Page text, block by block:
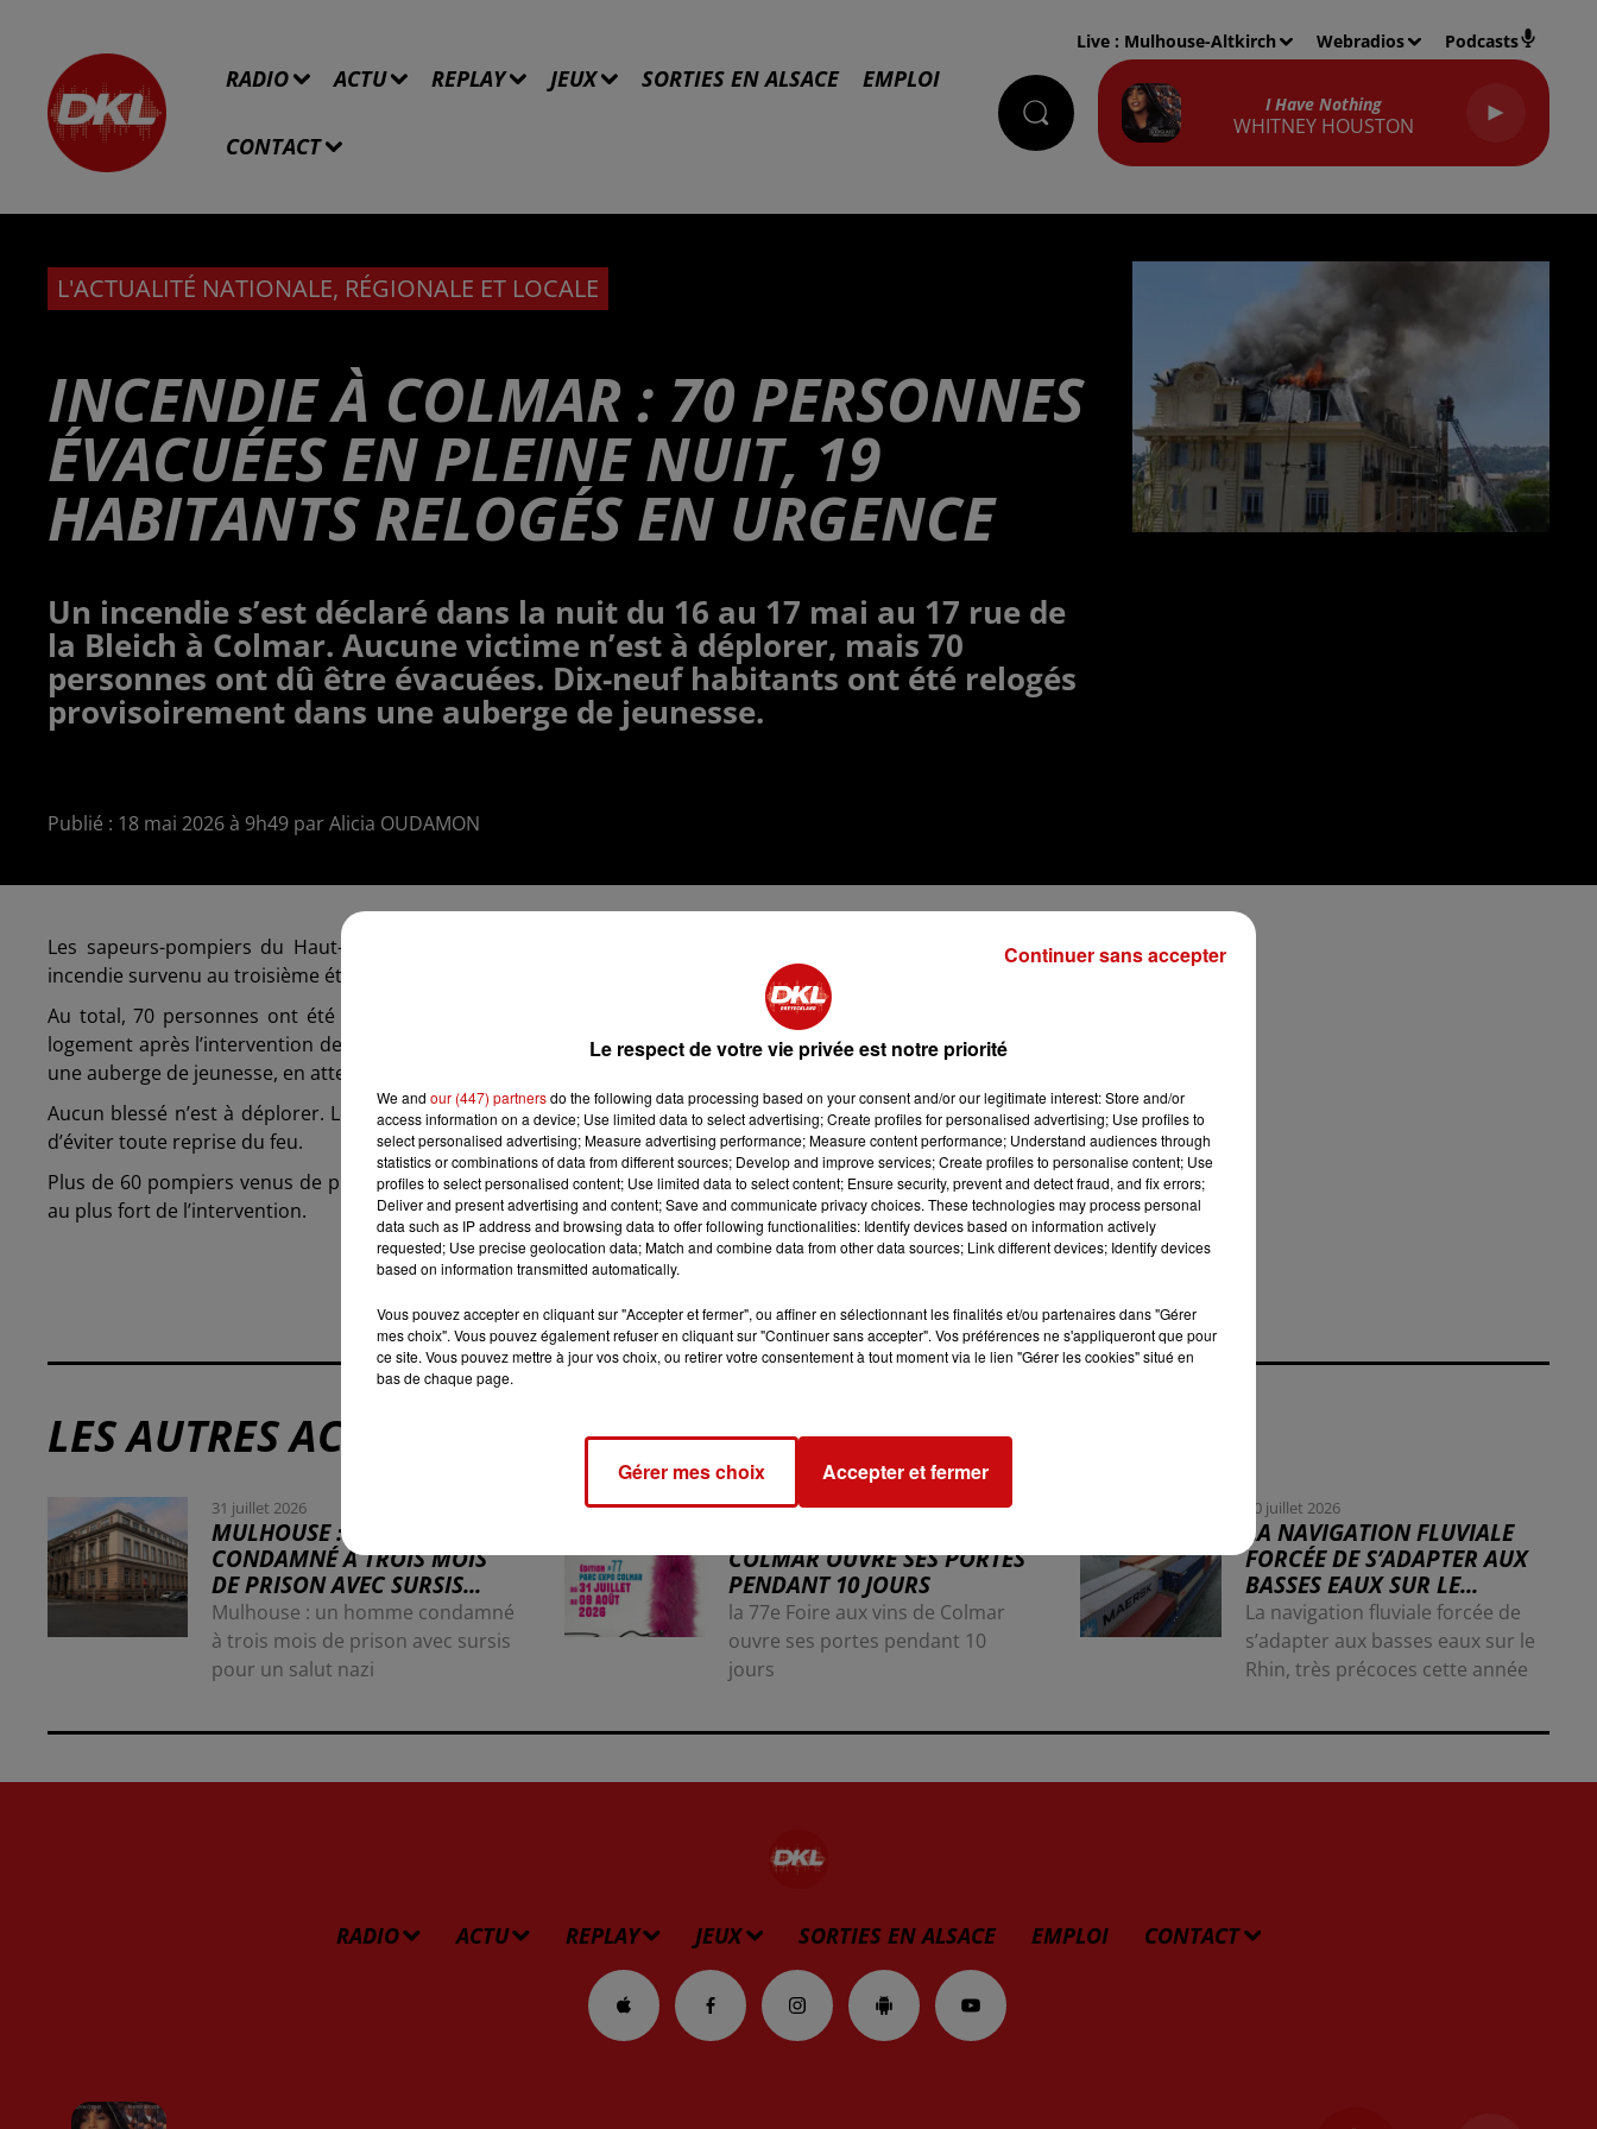
RADIO ACTU REPLAY JEUX SORTIES EN ALSACE EMPLOI
CONTACT
Live : Mulhouse-Altkirch Webradios Podcasts
I Have Nothing
WHITNEY HOUSTON
L'ACTUALITÉ NATIONALE, RÉGIONALE ET LOCALE
INCENDIE À COLMAR : 70 PERSONNES
ÉVACUÉES EN PLEINE NUIT, 19
HABITANTS RELOGÉS EN URGENCE
Un incendie s’est déclaré dans la nuit du 16 au 17 mai au 17 rue de
la Bleich à Colmar. Aucune victime n’est à déplorer, mais 70
personnes ont dû être évacuées. Dix-neuf habitants ont été relogés
provisoirement dans une auberge de jeunesse.
Publié : 18 mai 2026 à 9h49 par Alicia OUDAMON
Les sapeurs-pompiers du Haut-Rhin sont intervenus peu après minuit dans la nuit du 16 au 17 mai pour un
incendie survenu au troisième étage d’un immeuble situé rue de la Bleich à Colmar.
Au total, 70 personnes ont été évacuées par mesure de sécurité. La majorité des habitants a pu regagner son
logement après l’intervention des secours. Dix-neuf personnes ont toutefois dû être relogées provisoirement dans
une auberge de jeunesse, en attendant une solution plus durable mise en place par le bailleur social.
Aucun blessé n’est à déplorer. Les opérations de déblaiement et de surveillance se poursuivent ce dimanche afin
d’éviter toute reprise du feu.
Plus de 60 pompiers venus de plusieurs secteurs du Haut-Rhin ainsi qu’une dizaine de véhicules ont été mobilisés
au plus fort de l’intervention.
LES AUTRES ACTUALITÉS
31 juillet 2026
MULHOUSE : UN HOMME
CONDAMNÉ À TROIS MOIS
DE PRISON AVEC SURSIS...
Mulhouse : un homme condamné
à trois mois de prison avec sursis
pour un salut nazi
31 juillet 2026
COLMAR OUVRE SES PORTES
PENDANT 10 JOURS
la 77e Foire aux vins de Colmar
ouvre ses portes pendant 10
jours
30 juillet 2026
LA NAVIGATION FLUVIALE
FORCÉE DE S’ADAPTER AUX
BASSES EAUX SUR LE...
La navigation fluviale forcée de
s’adapter aux basses eaux sur le
Rhin, très précoces cette année
RADIO ACTU REPLAY JEUX SORTIES EN ALSACE EMPLOI CONTACT
Le respect de votre vie privée est notre priorité
We and our (447) partnersdo the following data processing based on your consent and/or our legitimate interest: Store and/or
access information on a device; Use limited data to select advertising; Create profiles for personalised advertising; Use profiles to
select personalised advertising; Measure advertising performance; Measure content performance; Understand audiences through
statistics or combinations of data from different sources; Develop and improve services; Create profiles to personalise content; Use
profiles to select personalised content; Use limited data to select content; Ensure security, prevent and detect fraud, and fix errors;
Deliver and present advertising and content; Save and communicate privacy choices. These technologies may process personal
data such as IP address and browsing data to offer following functionalities: Identify devices based on information actively
requested; Use precise geolocation data; Match and combine data from other data sources; Link different devices; Identify devices
based on information transmitted automatically.
Vous pouvez accepter en cliquant sur "Accepter et fermer", ou affiner en sélectionnant les finalités et/ou partenaires dans "Gérer
mes choix". Vous pouvez également refuser en cliquant sur "Continuer sans accepter". Vos préférences ne s'appliqueront que pour
ce site. Vous pouvez mettre à jour vos choix, ou retirer votre consentement à tout moment via le lien "Gérer les cookies" situé en
bas de chaque page.
Gérer mes choix Accepter et fermer
Continuer sans accepter